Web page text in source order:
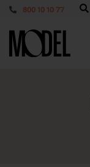
800 10 10 77
PackShop